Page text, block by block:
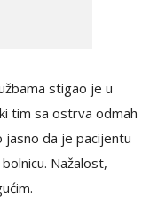
stigao je u
tim sa ostrva odmah
da je pacijentu
Nažalost,